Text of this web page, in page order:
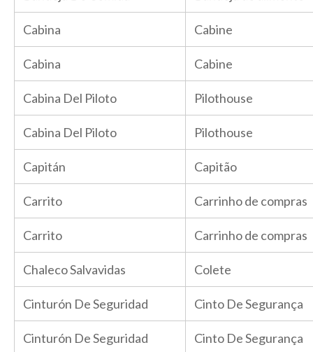
Cabina Cabine
Cabina Cabine
Cabina Del Piloto Pilothouse
Cabina Del Piloto Pilothouse
Capitán Capitão
Carrito Carrinho de compras
Carrito Carrinho de compras
Chaleco Salvavidas Colete
Cinturón De Seguridad Cinto De Segurança
Cinturón De Seguridad Cinto De Segurança